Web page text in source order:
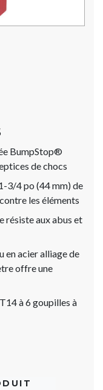
BumpStop®
de chocs
3/4 po (44 mm) de
les éléments
résiste aux abus et
en acier alliage de
offre une
à 6 goupilles à